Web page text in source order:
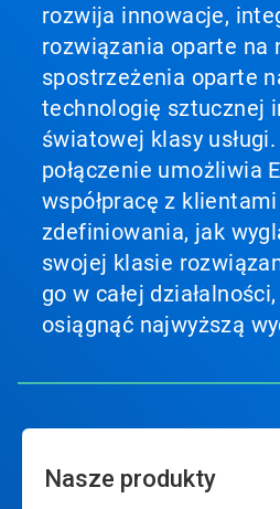
rozwija innowacje,
rozwiązania oparte na
spostrzeżenia oparte
technologię sztucznej
światowej klasy
połączenie umożliwia
współpracę z
zdefiniowania, jak
swojej klasie
go w całej
osiągnąć najwyższą
Nasze produkty